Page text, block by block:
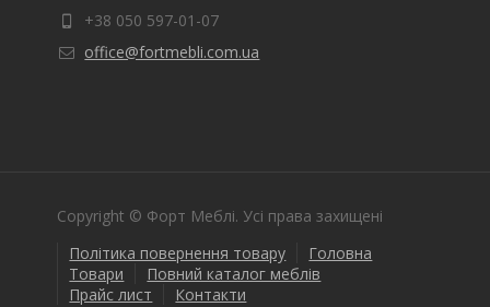
+38 050 597-01-07
office@fortmebli.com.ua
Copyright © Форт Меблі. Усі права захищені
Політика повернення товару
Головна
Товари
Повний каталог меблів
Прайс лист
Контакти